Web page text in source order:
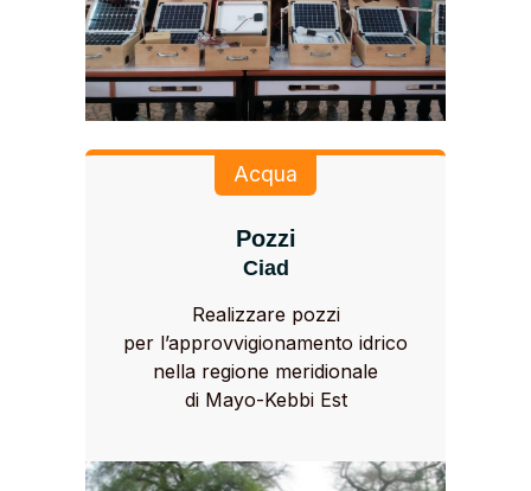
Acqua
Pozzi
Ciad
Realizzare pozzi
per l’approvvigionamento idrico
nella regione meridionale
di Mayo-Kebbi Est